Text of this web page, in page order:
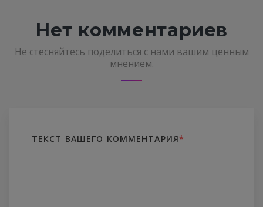
Нет комментариев
Не стесняйтесь поделиться с нами вашим ценным
мнением.
ТЕКСТ ВАШЕГО КОММЕНТАРИЯ*